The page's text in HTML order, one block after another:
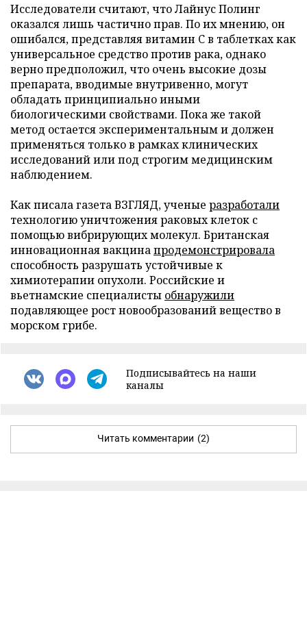
Исследователи считают, что Лайнус Полинг
оказался лишь частично прав. По их мнению, он
ошибался, представляя витамин C в таблетках как
универсальное средство против рака, однако
верно предположил, что очень высокие дозы
препарата, вводимые внутривенно, могут
обладать принципиально иными
биологическими свойствами. Пока же такой
метод остается экспериментальным и должен
применяться только в рамках клинических
исследований или под строгим медицинским
наблюдением.
Как писала газета ВЗГЛЯД, ученые разработали
технологию уничтожения раковых клеток с
помощью вибрирующих молекул. Британская
инновационная вакцинапродемонстрировала
способность разрушать устойчивые к
химиотерапии опухоли. Российские и
вьетнамские специалисты обнаружили
подавляющее рост новообразований вещество в
морском грибе.
Подписывайтесь на наши
каналы
Читать комментарии (2)